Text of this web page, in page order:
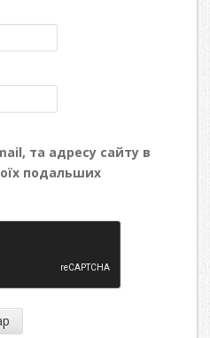
та адресу сайту в
подальших